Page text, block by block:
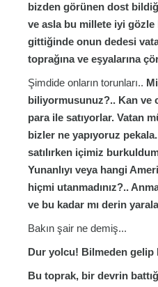
bizden görünen dost
ve asla bu millete iyi gözle
gittiğinde onun dedesi
toprağına ve eşyalarına
Şimdide onların torunları..
biliyormusunuz?.. Kan ve
para ile satıyorlar. Vatan
bizler ne yapıyoruz
satılırken içimiz
Yunanlıyı veya hangi
hiçmi utanmadınız?..
ve bu kadar mı derin
Bakın şair ne demiş...
Dur yolcu! Bilmeden gelip
Bu toprak, bir devrin